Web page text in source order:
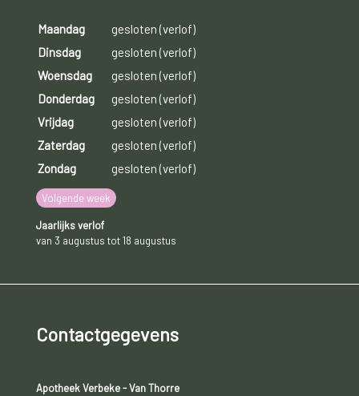
Maandag
gesloten (verlof)
Dinsdag
gesloten (verlof)
Woensdag
gesloten (verlof)
Donderdag
gesloten (verlof)
Vrijdag
gesloten (verlof)
Zaterdag
gesloten (verlof)
Zondag
gesloten (verlof)
Volgende week
Jaarlijks verlof
van 3 augustus tot 18 augustus
Contactgegevens
Apotheek Verbeke - Van Thorre